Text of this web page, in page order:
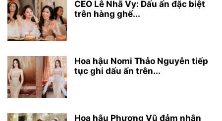
CEO Lê Nhã Vy: Dấu ấn đặc biệt
trên hàng ghế...
Hoa hậu Nomi Thảo Nguyễn tiếp
tục ghi dấu ấn trên...
Hoa hậu Phương Vũ đảm nhận